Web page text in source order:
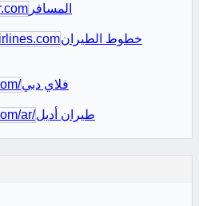
المسافر
خطوط الطيران
فلاي دبي
طيران أديل